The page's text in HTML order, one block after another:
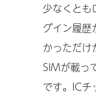
少なくとも
グイン履歴
かっただけ
SIMが載っ
です。IC